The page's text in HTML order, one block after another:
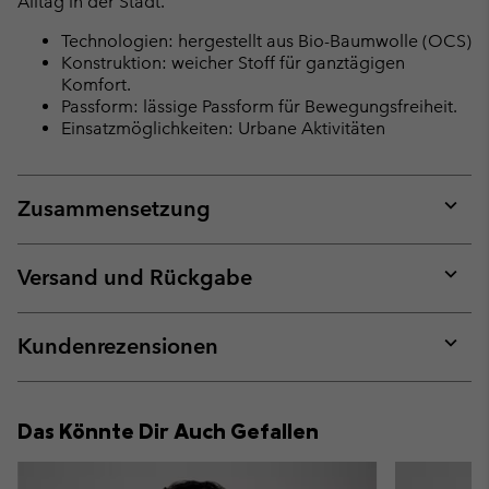
Technologien: hergestellt aus Bio-Baumwolle (OCS)
Konstruktion: weicher Stoff für ganztägigen
Komfort.
Passform: lässige Passform für Bewegungsfreiheit.
Einsatzmöglichkeiten: Urbane Aktivitäten
Zusammensetzung
or
Versand und Rückgabe
or
Kundenrezensionen
or
Das Könnte Dir Auch Gefallen